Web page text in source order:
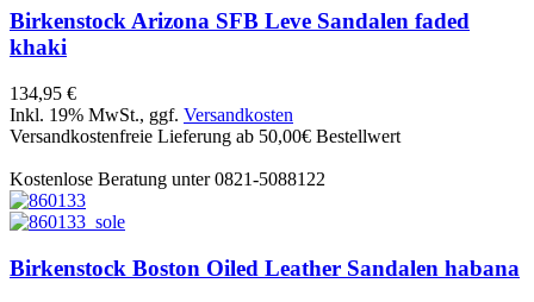
Birkenstock Arizona SFB Leve Sandalen faded
khaki
134,95 €
Inkl. 19% MwSt., ggf. Versandkosten
Versandkostenfreie Lieferung ab 50,00€ Bestellwert
Kostenlose Beratung unter 0821-5088122
Birkenstock Boston Oiled Leather Sandalen habana